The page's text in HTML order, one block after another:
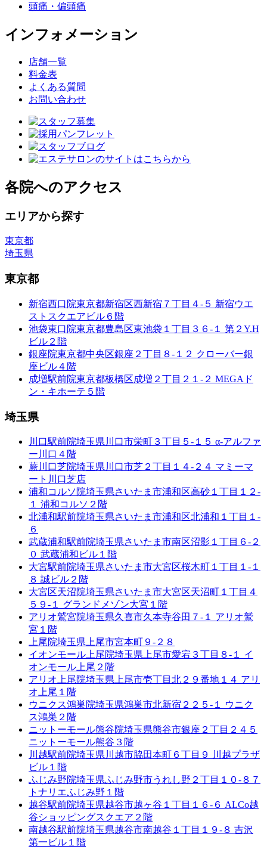
頭痛・偏頭痛
インフォメーション
店舗一覧
料金表
よくある質問
お問い合わせ
各院へのアクセス
エリアから探す
東京都
埼玉県
東京都
新宿西口院東京都新宿区西新宿７丁目４-５ 新宿ウエ
ストスクエアビル６階
池袋東口院東京都豊島区東池袋１丁目３６-１ 第２Y.H
ビル２階
銀座院東京都中央区銀座２丁目８-１２ クローバー銀
座ビル４階
成増駅前院東京都板橋区成増２丁目２１-２ MEGAド
ン・キホーテ５階
埼玉県
川口駅前院埼玉県川口市栄町３丁目５-１５ α-アルファ
ー川口４階
蕨川口芝院埼玉県川口市芝２丁目１４-２４ マミーマ
ート川口芝店
浦和コルソ院埼玉県さいたま市浦和区高砂１丁目１２-
１ 浦和コルソ２階
北浦和駅前院埼玉県さいたま市浦和区北浦和１丁目１-
６
武蔵浦和駅前院埼玉県さいたま市南区沼影１丁目６-２
０ 武蔵浦和ビル１階
大宮駅前院埼玉県さいたま市大宮区桜木町１丁目１-１
８ 誠ビル２階
大宮区天沼院埼玉県さいたま市大宮区天沼町１丁目４
５９-１ グランドメゾン大宮１階
アリオ鷲宮院埼玉県久喜市久本寺谷田７-１ アリオ鷲
宮１階
上尾院埼玉県上尾市宮本町９-２８
イオンモール上尾院埼玉県上尾市愛宕３丁目８-１ イ
オンモール上尾２階
アリオ上尾院埼玉県上尾市壱丁目北２９番地１４ アリ
オ上尾１階
ウニクス鴻巣院埼玉県鴻巣市北新宿２２５-１ ウニク
ス鴻巣２階
ニットーモール熊谷院埼玉県熊谷市銀座２丁目２４５
ニットーモール熊谷３階
川越駅前院埼玉県川越市脇田本町６丁目９ 川越プラザ
ビル１階
ふじみ野院埼玉県ふじみ野市うれし野２丁目１０-８７
トナリエふじみ野１階
越谷駅前院埼玉県越谷市越ヶ谷１丁目１６-６ ALCo越
谷ショッピングスクエア２階
南越谷駅前院埼玉県越谷市南越谷１丁目１９-８ 吉沢
第一ビル１階